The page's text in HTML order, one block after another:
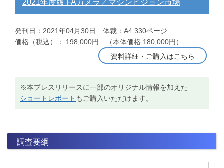
2021年度版 FAカメラ／マシンビジョン市場
発刊日：2021年04月30日 体裁：A4 330ページ
価格（税込）： 198,000円 （本体価格 180,000円）
資料詳細・ご購入はこちら
※本プレスリリースに一部のオリジナル情報を加えた
ショートレポート もご購入いただけます。
調査要綱